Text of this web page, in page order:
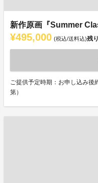
新作原画『Summer
¥495,000 (税込/送料込)残り
ご提供予定時期：お申し込み後
第）